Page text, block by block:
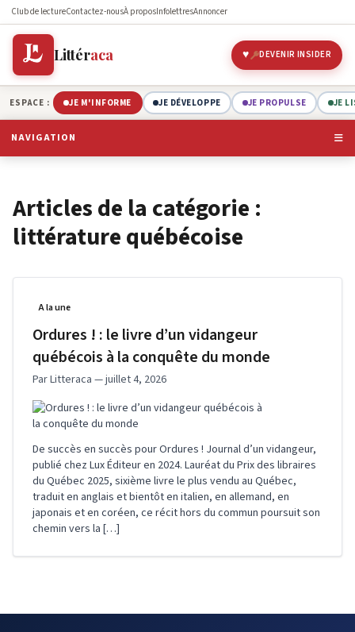
Club de lectureContactez-nousÀ proposInfolettresAnnoncer
Littéraca DEVENIR INSIDER
ESPACE : JE M'INFORME JE DÉVELOPPE JE PROPULSE JE
NAVIGATION
Articles de la catégorie :
littérature québécoise
A la une
Ordures ! : le livre d’un vidangeur
québécois à la conquête du monde
Par Litteraca — juillet 4, 2026
De succès en succès pour Ordures ! Journal d’un vidangeur,
publié chez Lux Éditeur en 2024. Lauréat du Prix des libraires
du Québec 2025, sixième livre le plus vendu au Québec,
traduit en anglais et bientôt en italien, en allemand, en
japonais et en coréen, ce récit hors du commun poursuit son
chemin vers la […]